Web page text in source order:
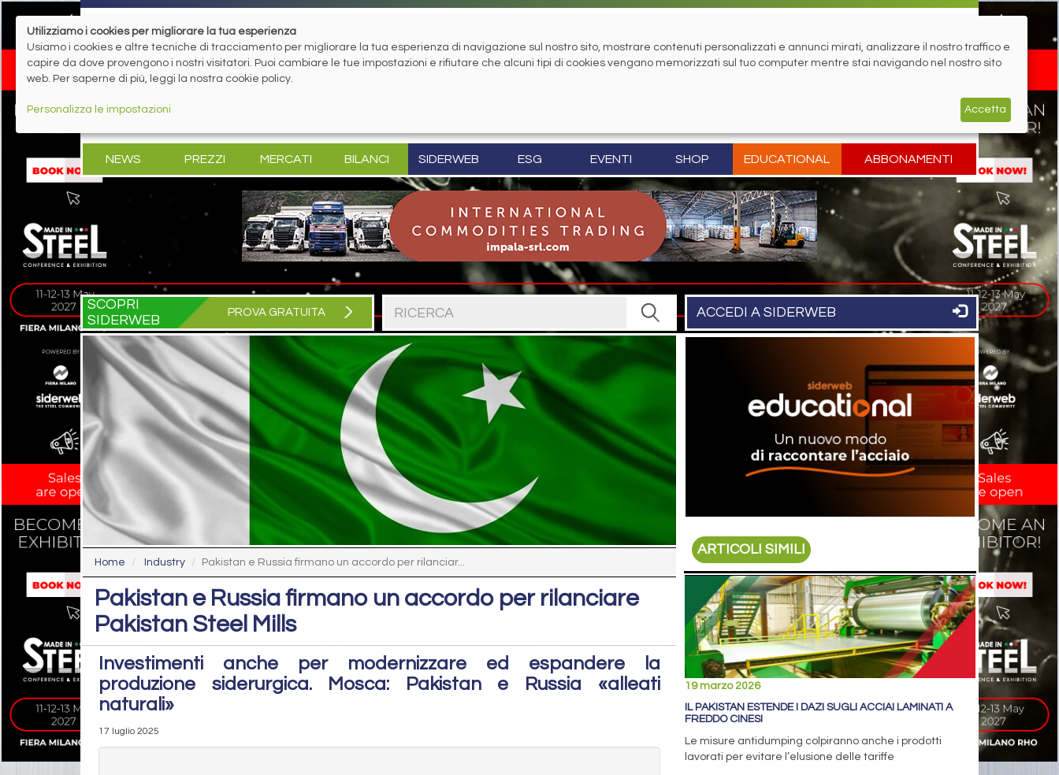
NEWS PREZZI MERCATI BILANCI SIDERWEB ESG EVENTI SHOP EDUCATIONAL ABBONAMENTI
SCOPRI
SIDERWEB
PROVA GRATUITA ACCEDI A SIDERWEB
Home Industry Pakistan e Russia firmano un accordo per rilanciar...
Pakistan e Russia firmano un accordo per rilanciare
Pakistan Steel Mills
Investimenti anche per modernizzare ed espandere la
produzione siderurgica. Mosca: Pakistan e Russia «alleati
naturali»
17 luglio 2025
ARTICOLI SIMILI
19 marzo 2026
IL PAKISTAN ESTENDE I DAZI SUGLI ACCIAI LAMINATI A
FREDDO CINESI
Le misure antidumping colpiranno anche i prodotti
lavorati per evitare l’elusione delle tariffe
Utilizziamo i cookies per migliorare la tua esperienza
Usiamo i cookies e altre tecniche di tracciamento per migliorare la tua esperienza di navigazione sul nostro sito, mostrare contenuti personalizzati e annunci mirati, analizzare il nostro traffico e
capire da dove provengono i nostri visitatori. Puoi cambiare le tue impostazioni e rifiutare che alcuni tipi di cookies vengano memorizzati sul tuo computer mentre stai navigando nel nostro sito
web. Per saperne di più, leggi la nostra cookie policy.
Personalizza le impostazioni Accetta